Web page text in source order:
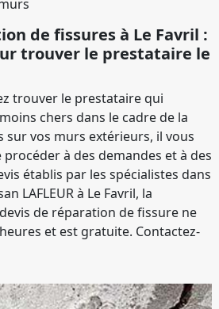
de fissures à Le Favril :
trouver le prestataire le
trouver le prestataire qui
chers dans le cadre de la
sur vos murs extérieurs, il vous
à des demandes et à des
établis par les spécialistes dans
LAFLEUR à Le Favril, la
de réparation de fissure ne
et est gratuite. Contactez-